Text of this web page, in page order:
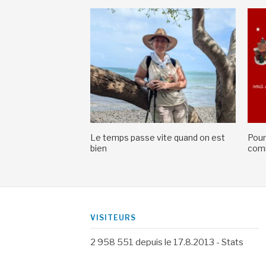
Le temps passe vite quand on est
bien
VISITEURS
2 958 551 depuis le 17.8.2013 - Stats